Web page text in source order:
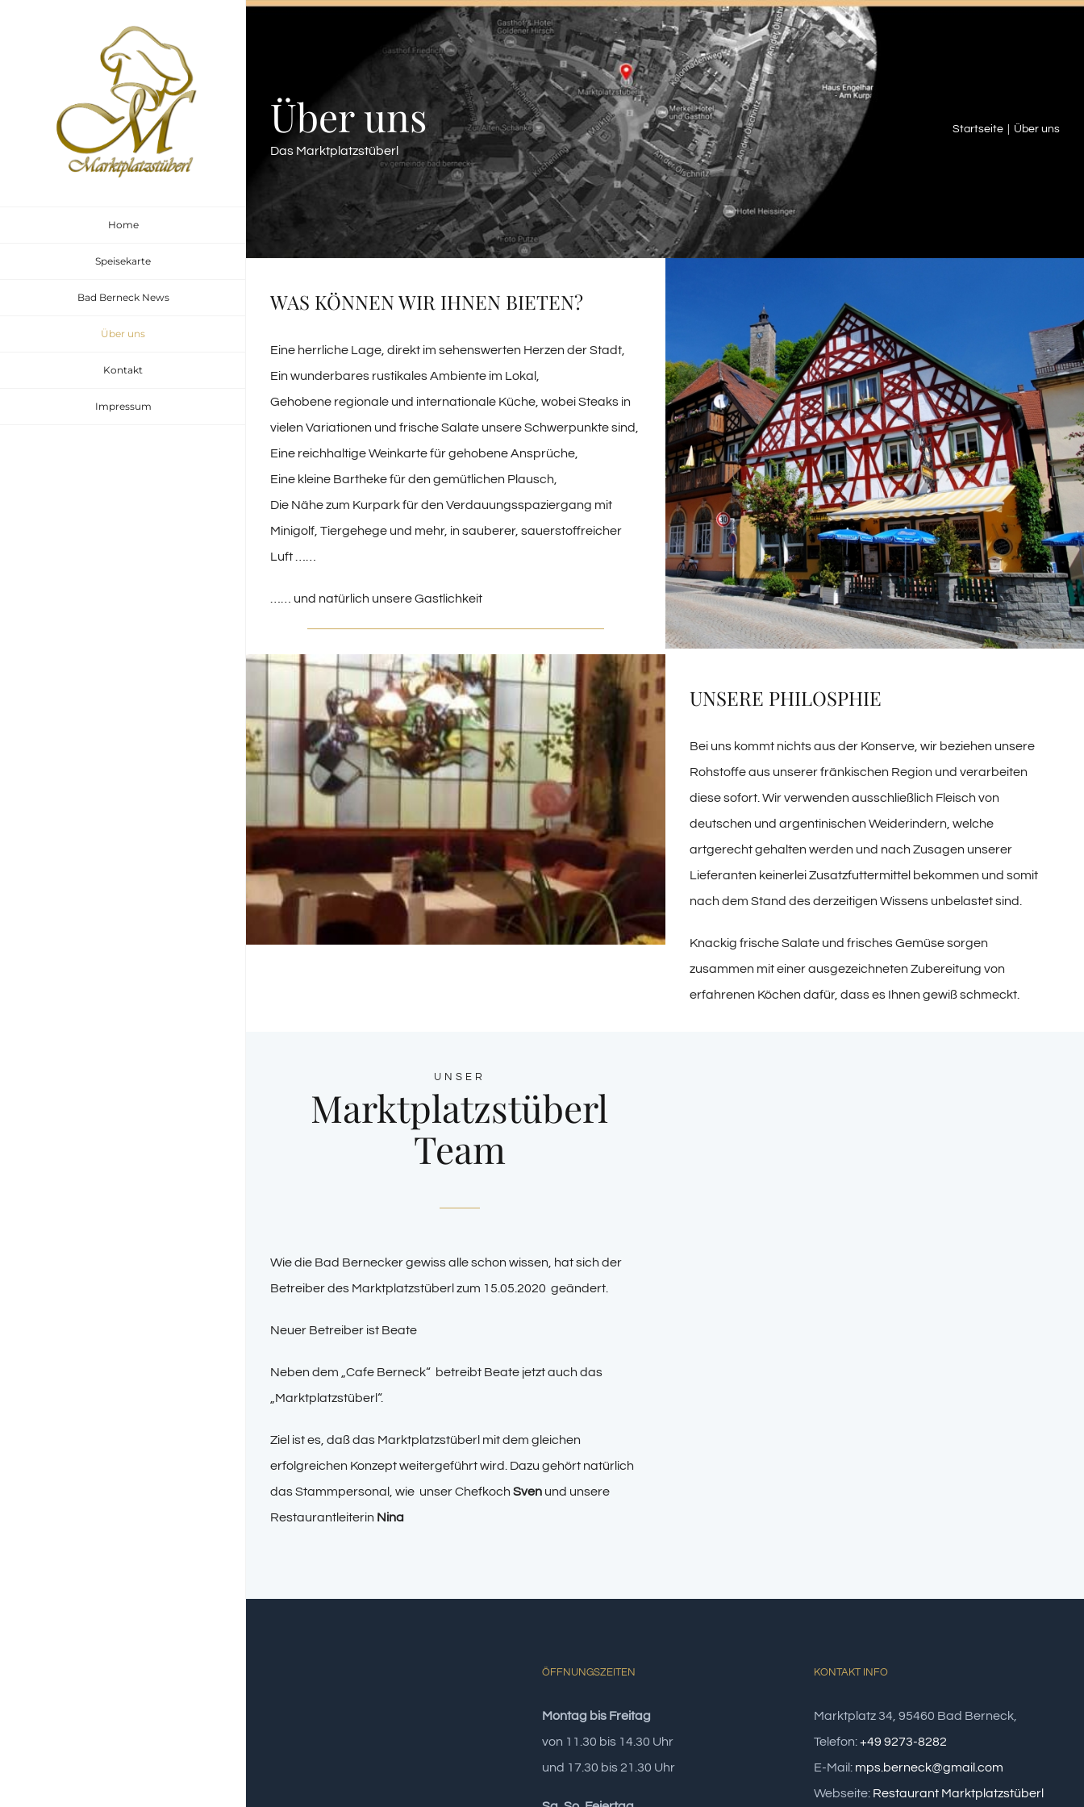
Home
Speisekarte
Bad Berneck News
Über uns
Kontakt
Impressum
Über uns
Das Marktplatzstüberl
Startseite Über uns
WAS KÖNNEN WIR IHNEN BIETEN?
Eine herrliche Lage, direkt im sehenswerten Herzen der Stadt,
Ein wunderbares rustikales Ambiente im Lokal,
Gehobene regionale und internationale Küche, wobei Steaks in
vielen Variationen und frische Salate unsere Schwerpunkte sind,
Eine reichhaltige Weinkarte für gehobene Ansprüche,
Eine kleine Bartheke für den gemütlichen Plausch,
Die Nähe zum Kurpark für den Verdauungsspaziergang mit
Minigolf, Tiergehege und mehr, in sauberer, sauerstoffreicher
Luft ……
…… und natürlich unsere Gastlichkeit
UNSERE PHILOSPHIE
Bei uns kommt nichts aus der Konserve, wir beziehen unsere
Rohstoffe aus unserer fränkischen Region und verarbeiten
diese sofort. Wir verwenden ausschließlich Fleisch von
deutschen und argentinischen Weiderindern, welche
artgerecht gehalten werden und nach Zusagen unserer
Lieferanten keinerlei Zusatzfuttermittel bekommen und somit
nach dem Stand des derzeitigen Wissens unbelastet sind.
Knackig frische Salate und frisches Gemüse sorgen
zusammen mit einer ausgezeichneten Zubereitung von
erfahrenen Köchen dafür, dass es Ihnen gewiß schmeckt.
UNSER
Marktplatzstüberl
Team
Wie die Bad Bernecker gewiss alle schon wissen, hat sich der
Betreiber des Marktplatzstüberl zum 15.05.2020 geändert.
Neuer Betreiber ist Beate
Neben dem „Cafe Berneck“ betreibt Beate jetzt auch das
„Marktplatzstüberl“.
Ziel ist es, daß das Marktplatzstüberl mit dem gleichen
erfolgreichen Konzept weitergeführt wird. Dazu gehört natürlich
das Stammpersonal, wie unser Chefkoch Sven und unsere
Restaurantleiterin Nina
ÖFFNUNGSZEITEN
Montag bis Freitag
von 11.30 bis 14.30 Uhr
und 17.30 bis 21.30 Uhr
KONTAKT INFO
Marktplatz 34, 95460 Bad Berneck,
Telefon:+49 9273-8282
E-Mail: mps.berneck@gmail.com
Webseite: Restaurant Marktplatzstüberl